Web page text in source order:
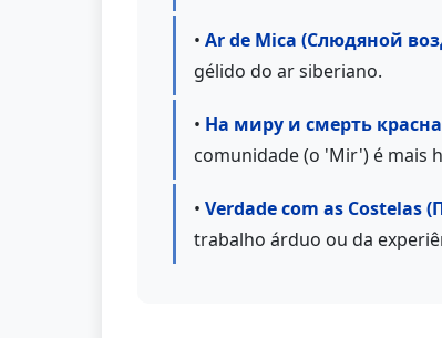
• Ar de Mica (Слюдяной
gélido do ar siberiano.
• На миру и смерть
comunidade (o 'Mir') é mais
• Verdade com as Costelas
trabalho árduo ou da